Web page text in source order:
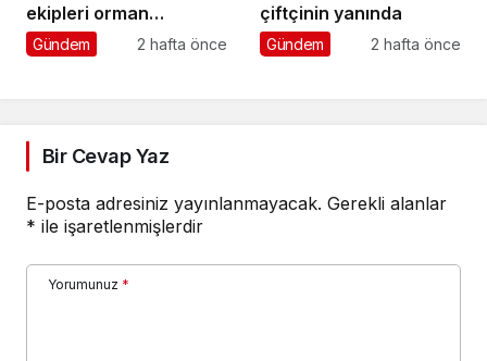
ekipleri orman
yangınlarını söndürme
Gündem 2 hafta önce
çiftçinin yanında
Gündem 2 hafta önce
Bir Cevap Yaz
E-posta adresiniz yayınlanmayacak. Gerekli alanlar
* ile işaretlenmişlerdir
Yorumunuz *